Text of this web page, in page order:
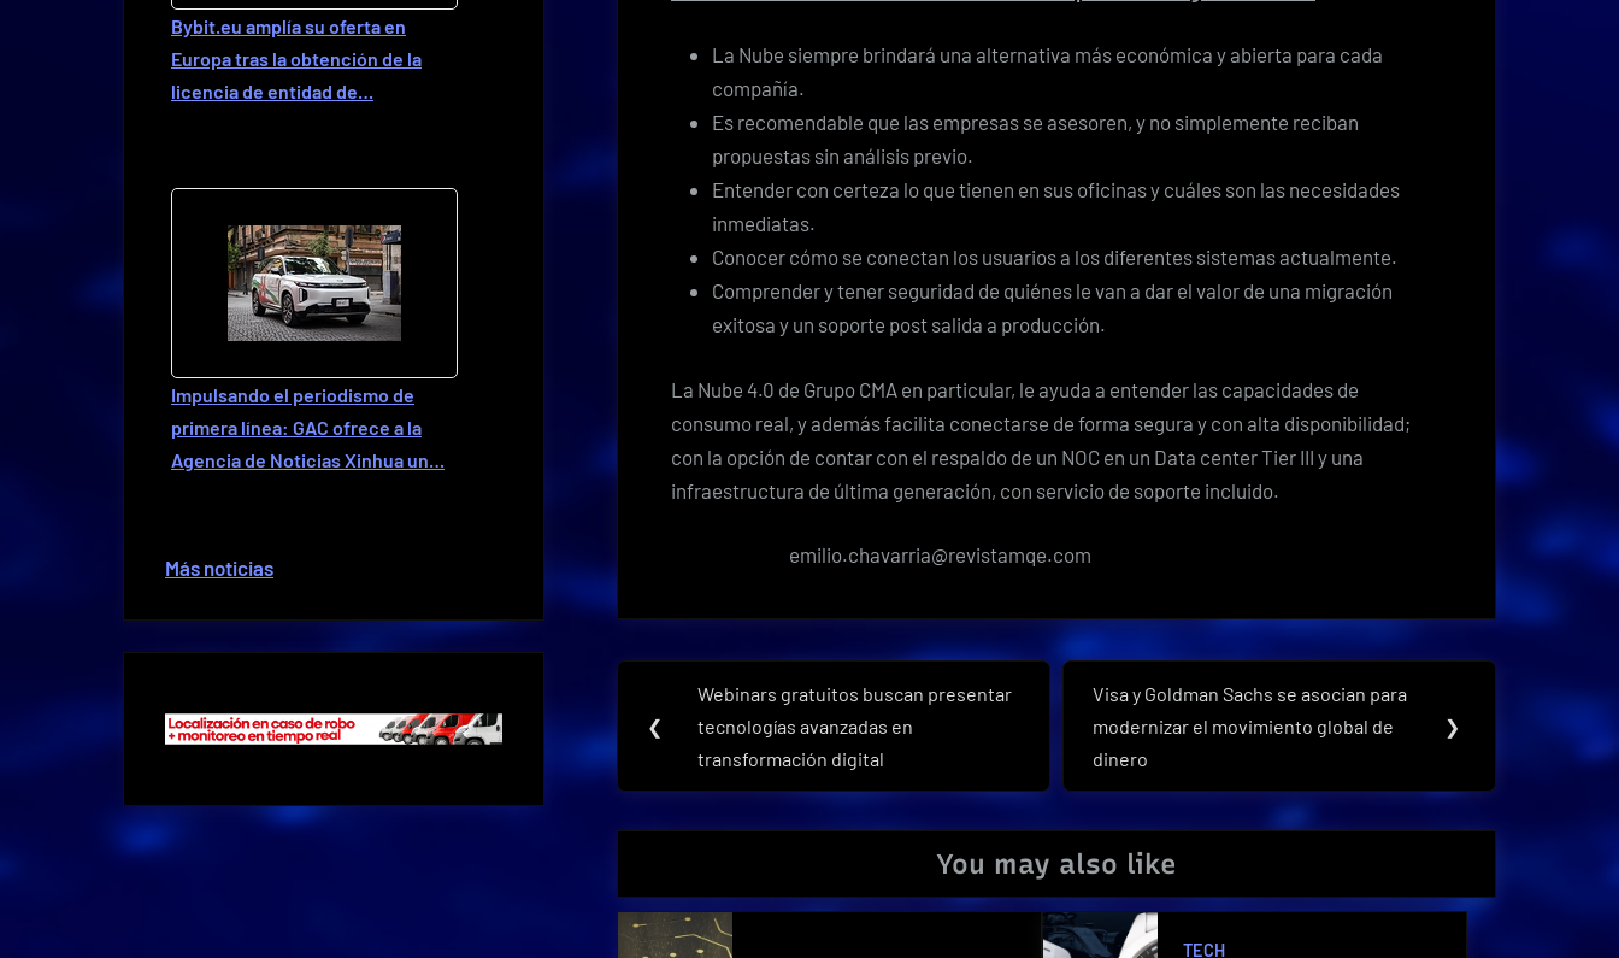
La Nube siempre brindará una alternativa más económica y abierta para cada
compañía.
Es recomendable que las empresas se asesoren, y no simplemente reciban
propuestas sin análisis previo.
Entender con certeza lo que tienen en sus oficinas y cuáles son las necesidades
inmediatas.
Conocer cómo se conectan los usuarios a los diferentes sistemas actualmente.
Comprender y tener seguridad de quiénes le van a dar el valor de una migración
exitosa y un soporte post salida a producción.
La Nube 4.0 de Grupo CMA en particular, le ayuda a entender las capacidades de
consumo real, y además facilita conectarse de forma segura y con alta disponibilidad;
con la opción de contar con el respaldo de un NOC en un Data center Tier III y una
infraestructura de última generación, con servicio de soporte incluido.
emilio.chavarria@revistamqe.com
Navegación
de
entradas
❮
Previous
Post:
Webinars gratuitos buscan presentar
tecnologías avanzadas en
transformación digital
Next
Post:
Visa y Goldman Sachs se asocian para
modernizar el movimiento global de
dinero
❯
You may also like
TECH
Bybit.eu amplía su oferta en
Europa tras la obtención de la
licencia de entidad de…
Impulsando el periodismo de
primera línea: GAC ofrece a la
Agencia de Noticias Xinhua un…
Más noticias